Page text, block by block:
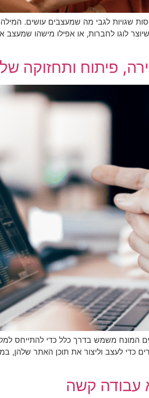
שגויות לגבי מה שמעצבים עושים.
לוגו לחברות, או אפילו מישהו
פיתוח ותחזוקה
המונח משמש בדרך כלל כדי להתייחס
כדי לעצב וליצור את תוכן האתר שלהן,
עבודה קשה